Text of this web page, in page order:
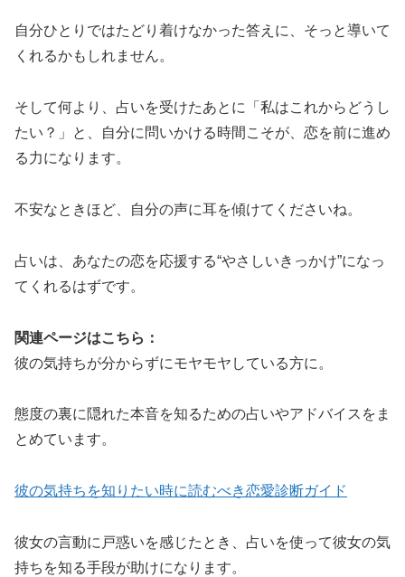
自分ひとりではたどり着けなかった答えに、そっと導いて
くれるかもしれません。
そして何より、占いを受けたあとに「私はこれからどうし
たい？」と、自分に問いかける時間こそが、恋を前に進め
る力になります。
不安なときほど、自分の声に耳を傾けてくださいね。
占いは、あなたの恋を応援する“やさしいきっかけ”になっ
てくれるはずです。
関連ページはこちら：
彼の気持ちが分からずにモヤモヤしている方に。
態度の裏に隠れた本音を知るための占いやアドバイスをま
とめています。
彼の気持ちを知りたい時に読むべき恋愛診断ガイド
彼女の言動に戸惑いを感じたとき、占いを使って彼女の気
持ちを知る手段が助けになります。